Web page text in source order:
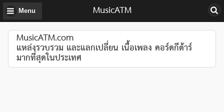
Menu
MusicATM
MusicATM.com
แหล่งรวบรวม และแลกเปลี่ยน เนื้อเพลง คอร์ดกีต้าร์
มากที่สุดในประเทศ